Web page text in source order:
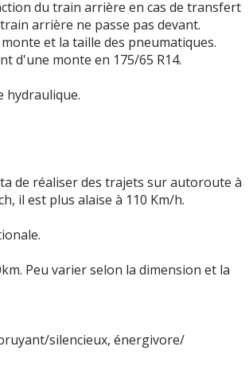
du train arrière en cas de transfert
arrière ne passe pas devant.
et la taille des pneumatiques.
d'une monte en 175/65 R14.
hydraulique.
de réaliser des trajets sur autoroute à
il est plus alaise à 110 Km/h.
Peu varier selon la dimension et la
silencieux, énergivore/